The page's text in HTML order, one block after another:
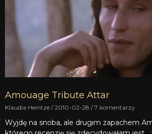
Amouage Tribute Attar
Klaudia Heintze 2010-02-28 7 komentarzy
Wyjdę na snoba, ale drugim zapachem